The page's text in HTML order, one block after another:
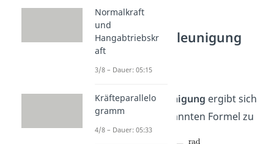
Winkelbeschleunigung
Einheit
Winkelbeschleunigung ergibt sich
aus der letztgenannten Formel zu
Normalkraft
und
Hangabtriebskr
aft
3/8 – Dauer: 05:15
Kräfteparallelo
gramm
4/8 – Dauer: 05:33